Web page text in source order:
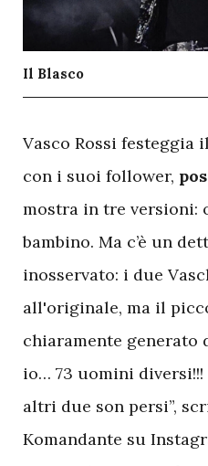
Il Blasco
Vasco Rossi festeggia
con i suoi follower,
mostra in tre versioni:
bambino. Ma c’è un
inosservato: i due
all'originale, ma il
chiaramente generato
io… 73 uomini
altri due son persi”,
Komandante su